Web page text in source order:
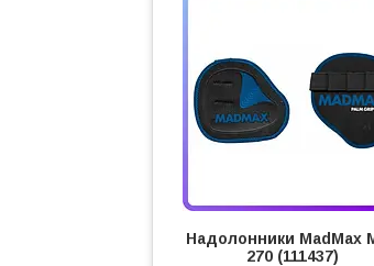
Надолонники MadMax
270 (111437)